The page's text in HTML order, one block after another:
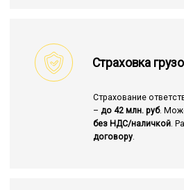
Страховка
Страхование
– до 42 млн. руб.
без НДС/наличкой.
договору.